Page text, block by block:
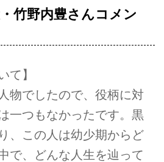
竹野内豊さんコメン
て】
物でしたので、役柄に対
一つもなかったです。黒
、この人は幼少期からど
で、どんな人生を辿って